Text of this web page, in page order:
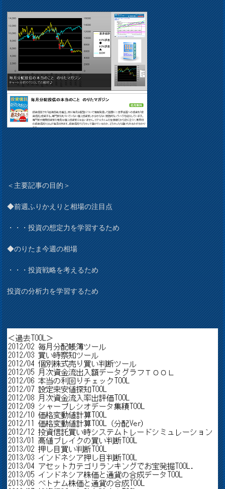
＜主要記事の目的＞
◆前週ふりかえりと相場の注目点
・・・投資の想定力を学習するため
◆のりたま今週の相場
・・・投資戦略を考えるため
投資の分析力を学習するため